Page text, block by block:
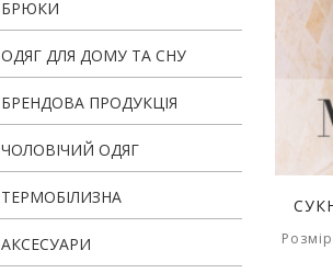
БРЮКИ
ОДЯГ ДЛЯ ДОМУ ТА СНУ
БРЕНДОВА ПРОДУКЦІЯ
ЧОЛОВІЧИЙ ОДЯГ
ТЕРМОБІЛИЗНА
АКСЕСУАРИ